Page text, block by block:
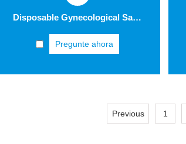
Disposable Gynecological Samplers (Cervical Brush-GC001) GC001-3
Pregunte ahora
Previous 1